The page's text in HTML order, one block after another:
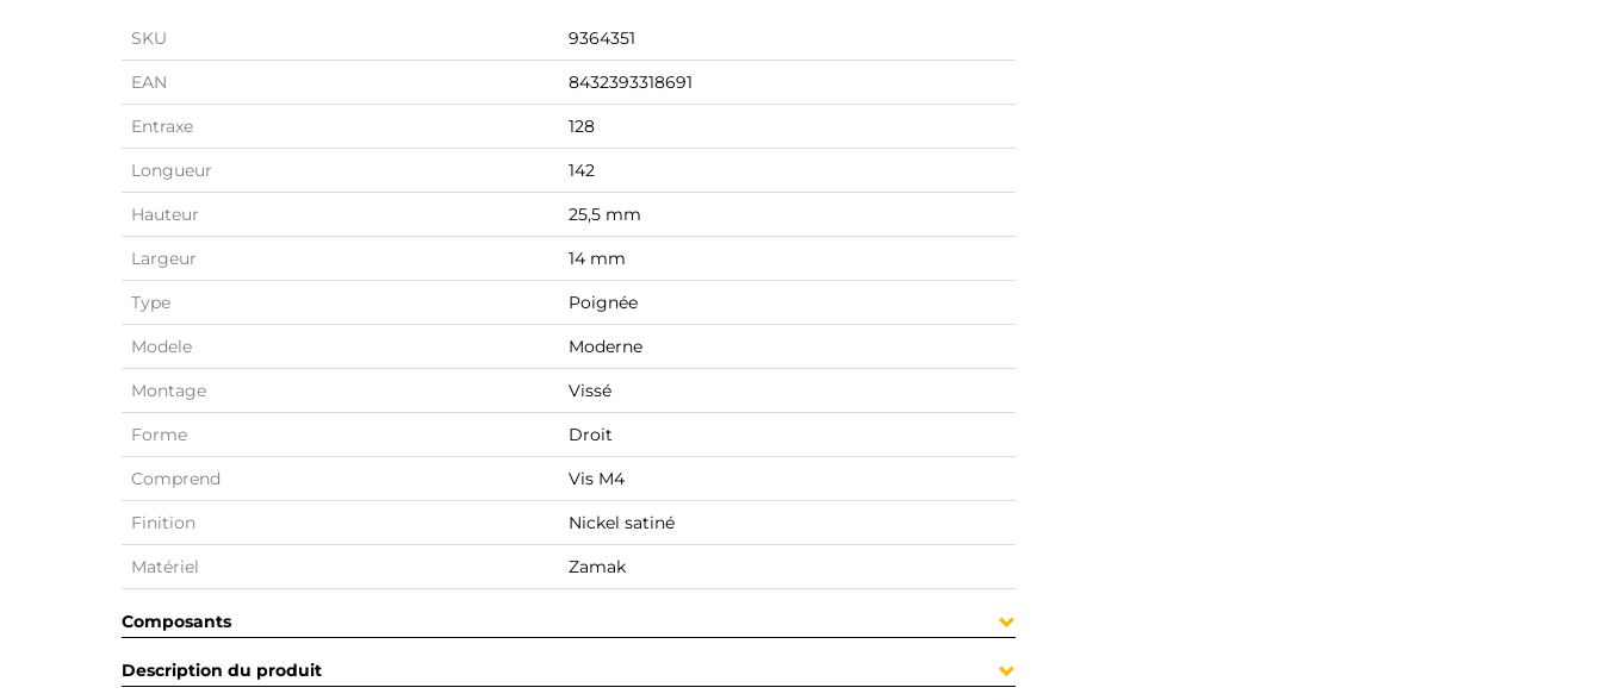
SKU 9364351
EAN 8432393318691
Entraxe 128
Longueur 142
Hauteur 25,5 mm
Largeur 14 mm
Type Poignée
Modele Moderne
Montage Vissé
Forme Droit
Comprend Vis M4
Finition Nickel satiné
Matériel Zamak
Composants
Description du produit